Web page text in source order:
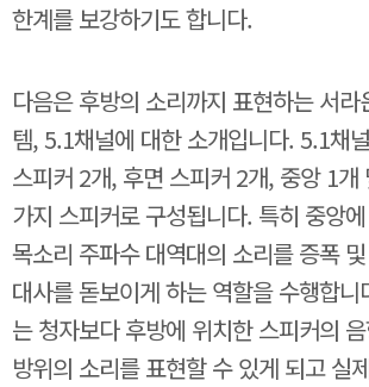
한계를 보강하기도 합니다.
다음은 후방의 소리까지 표현하는 서
템, 5.1채널에 대한 소개입니다. 5.1채
스피커 2개, 후면 스피커 2개, 중앙 1개
가지 스피커로 구성됩니다. 특히 중앙
목소리 주파수 대역대의 소리를 증폭
대사를 돋보이게 하는 역할을 수행합
는 청자보다 후방에 위치한 스피커의
방위의 소리를 표현할 수 있게 되고 실